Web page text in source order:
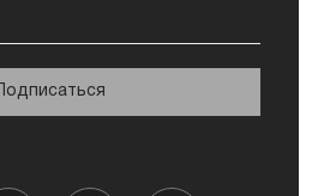
Подписаться